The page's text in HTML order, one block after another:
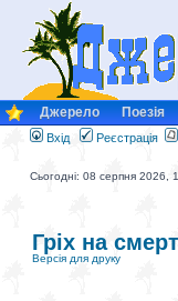
Джерело Поезія
Вхід Реєстрація
Сьогодні: 08 серпня 2026,
Гріх на
Версія для друку